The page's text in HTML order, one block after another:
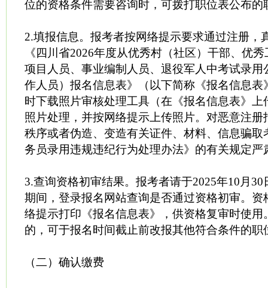
位的资格条件需要咨询时，可拨打职位表公布的
2.填报信息。报考者按网络提示要求通过注册，
《四川省2026年度从优秀村（社区）干部、优
项目人员、事业编制人员、退役军人中考试录用
作人员）报名信息表》（以下简称《报名信息表
时下载照片审核处理工具（在《报名信息表》
照片处理，并按网络提示上传照片。对恶意注册
秩序或者伪造、变造有关证件、材料、信息骗取
务员录用违规违纪行为处理办法》的有关规定严
3.查询资格初审结果。报考者请于2025年10月30
期间，登录报名网站查询是否通过资格初审。资
络提示打印《报名信息表》，供资格复审时使用
的，可于报名时间截止前改报其他符合条件的职
（二）确认缴费